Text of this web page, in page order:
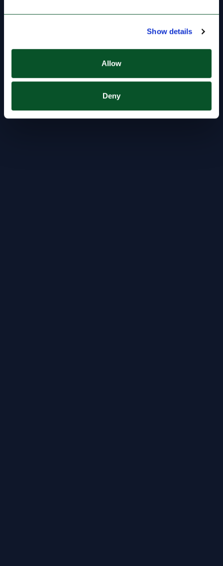
Show details
Allow
Deny